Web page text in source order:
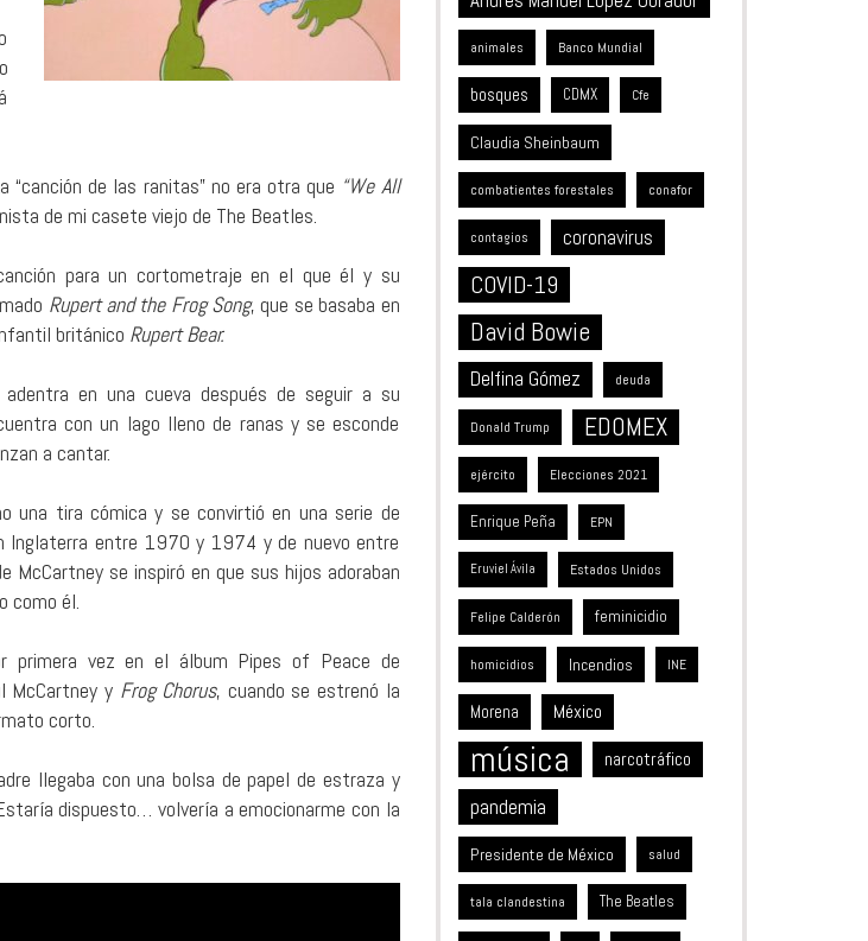
“canción de las ranitas” no era otra que “We All
de mi casete viejo de The Beatles.
para un cortometraje en el que él y su
Rupert and the Frog Song, que se basaba en
británico Rupert Bear.
en una cueva después de seguir a su
con un lago lleno de ranas y se esconde
a cantar.
una tira cómica y se convirtió en una serie de
Inglaterra entre 1970 y 1974 y de nuevo entre
McCartney se inspiró en que sus hijos adoraban
como él.
primera vez en el álbum Pipes of Peace de
McCartney y Frog Chorus, cuando se estrenó la
corto.
llegaba con una bolsa de papel de estraza y
dispuesto… volvería a emocionarme con la
animales Banco Mundial
bosques CDMX Cfe
Claudia Sheinbaum
combatientes forestales conafor
contagios coronavirus
COVID-19
David Bowie
Delfina Gómez deuda
Donald Trump EDOMEX
ejército Elecciones 2021
Enrique Peña EPN
Eruviel Ávila Estados Unidos
Felipe Calderón feminicidio
homicidios Incendios INE
Morena México
música narcotráfico
pandemia
Presidente de México salud
tala clandestina The Beatles